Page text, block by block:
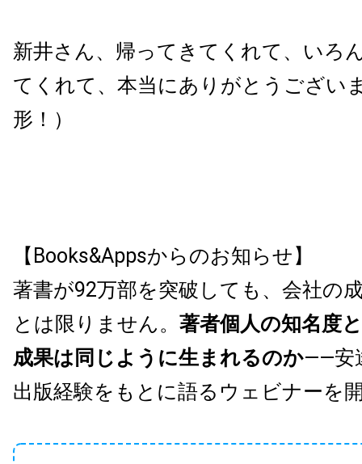
新井さん、帰ってきてくれて、いろ
てくれて、本当にありがとうござい
形！）
【Books&Appsからのお知らせ】
著書が92万部を突破しても、会社の
とは限りません。 著者個人の知名度
成果は同じように生まれるのか——安
出版経験をもとに語るウェビナーを